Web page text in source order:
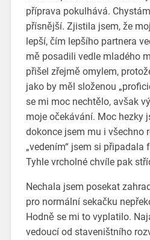
příprava pokulhává.
přísnější. Zjistila jsem, že
lepší, čím lepšího partnera
mě posadili vedle mladého
přišel zřejmě omylem,
jako by měl složenou
se mi moc nechtělo, avšak
moje očekávání. Moc hezky
dokonce jsem mu i všechno
„vedením“ jsem si připadala
Tyhle vrcholné chvíle pak
Nechala jsem posekat
pro normální sekačku
Hodně se mi to vyplatilo.
vedoucí od staveništního